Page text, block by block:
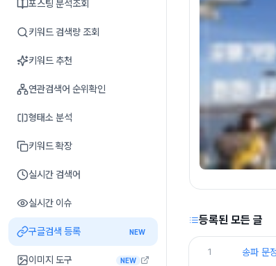
포스팅 분석조회
키워드 검색량 조회
키워드 추천
연관검색어 순위확인
형태소 분석
키워드 확장
실시간 검색어
실시간 이슈
구글검색 등록 NEW
이미지 도구 NEW
등록된 모든 글
1 송파 문